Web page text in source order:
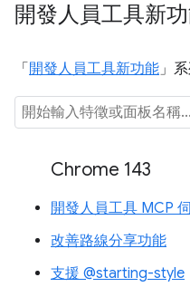
開發人員工具新
「 開發人員工具新功能」
Chrome 143
開發人員工具 MCP
改善路線分享功能
支援 @starting-style